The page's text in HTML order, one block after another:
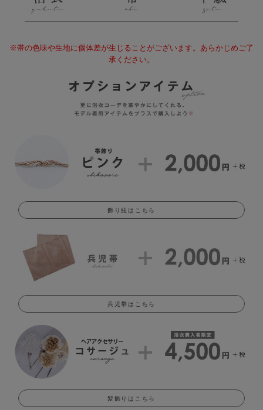
※帯の色味や生地に個体差が生じることがございます。あらかじめご了
承ください。
飾り紐はこちら
兵児帯はこちら
髪飾りはこちら